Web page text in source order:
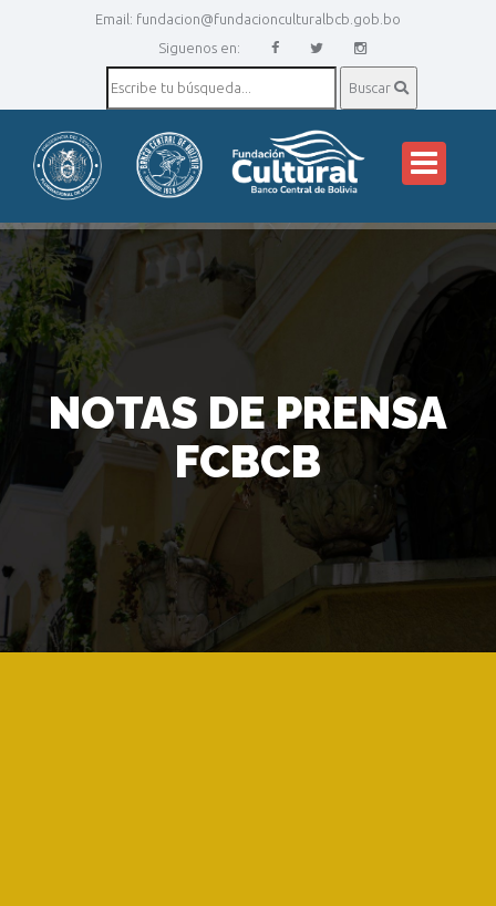
Email: fundacion@fundacionculturalbcb.gob.bo
Siguenos en:
Buscar
NOTAS DE PRENSA
FCBCB